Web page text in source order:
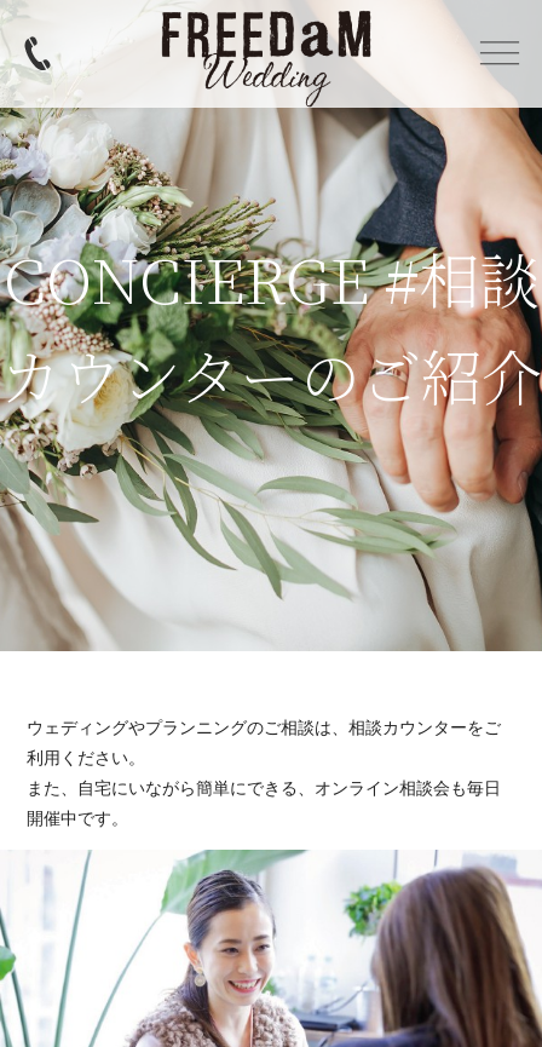
CONCIERGE #相談
カウンターのご紹介
ウェディングやプランニングのご相談は、相談カウンターをご
利用ください。
また、自宅にいながら簡単にできる、オンライン相談会も毎日
開催中です。